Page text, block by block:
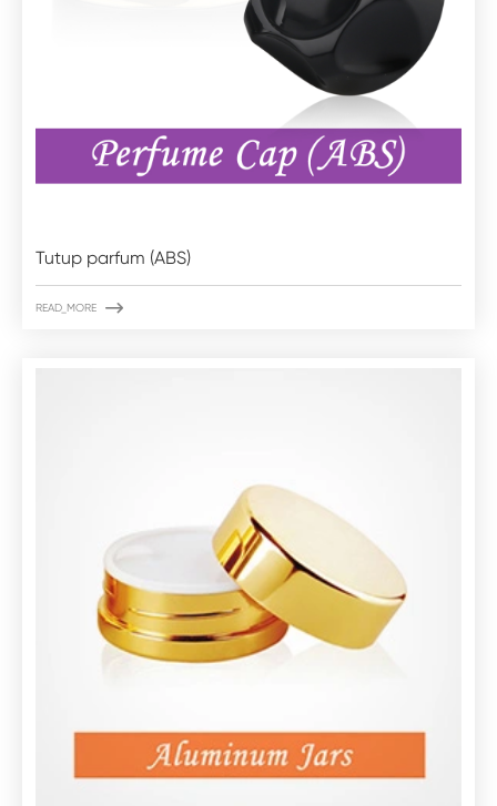
Tutup parfum (ABS)
READ_MORE 